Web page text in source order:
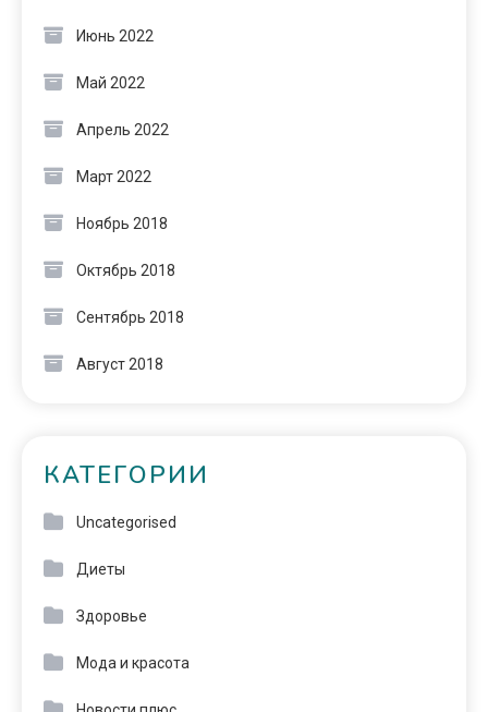
Июнь 2022
Май 2022
Апрель 2022
Март 2022
Ноябрь 2018
Октябрь 2018
Сентябрь 2018
Август 2018
КАТЕГОРИИ
Uncategorised
Диеты
Здоровье
Мода и красота